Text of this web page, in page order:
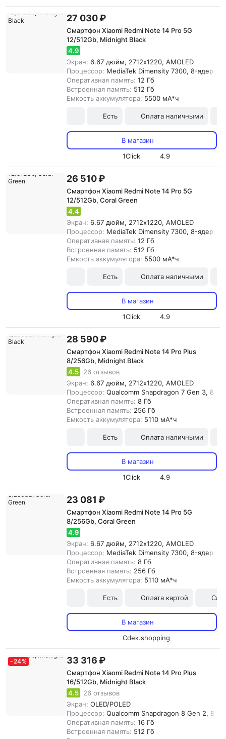
27 030 ₽
Смартфон Xiaomi Redmi Note 14 Pro 5G
12/512Gb, Midnight Black
4.9
Экран: 6.67 дюйм, 2712x1220, AMOLED
Процессор: MediaTek Dimensity 7300, 8-ядерный
Оперативная память: 12 Гб
Встроенная память: 512 Гб
Емкость аккумулятора: 5500 мА*ч
Есть Оплата наличными
В магазин
1Click
4.9
26 510 ₽
Смартфон Xiaomi Redmi Note 14 Pro 5G
12/512Gb, Coral Green
4.4
Экран: 6.67 дюйм, 2712x1220, AMOLED
Процессор: MediaTek Dimensity 7300, 8-ядерный
Оперативная память: 12 Гб
Встроенная память: 512 Гб
Емкость аккумулятора: 5500 мА*ч
Есть Оплата наличными
В магазин
1Click
4.9
28 590 ₽
Смартфон Xiaomi Redmi Note 14 Pro Plus
8/256Gb, Midnight Black
4.5
26 отзывов
Экран: 6.67 дюйм, 2712x1220, AMOLED
Процессор: Qualcomm Snapdragon 7 Gen 3, 8-
Оперативная память: 8 Гб
Встроенная память: 256 Гб
Емкость аккумулятора: 5110 мА*ч
Есть Оплата наличными
В магазин
1Click
4.9
23 081 ₽
Смартфон Xiaomi Redmi Note 14 Pro 5G
8/256Gb, Coral Green
4.9
Экран: 6.67 дюйм, 2712x1220, AMOLED
Процессор: MediaTek Dimensity 7300, 8-ядерный
Оперативная память: 8 Гб
Встроенная память: 256 Гб
Емкость аккумулятора: 5110 мА*ч
Есть Оплата картой
В магазин
Cdek.shopping
-24% 33 316 ₽
Смартфон Xiaomi Redmi Note 14 Pro Plus
16/512Gb, Midnight Black
4.5
26 отзывов
Экран: OLED/POLED
Процессор: Qualcomm Snapdragon 8 Gen 2, 8-
Оперативная память: 16 Гб
Встроенная память: 512 Гб